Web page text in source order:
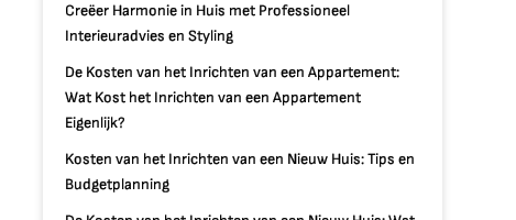
Creëer Harmonie in Huis met Professioneel
Interieuradvies en Styling
De Kosten van het Inrichten van een Appartement:
Wat Kost het Inrichten van een Appartement
Eigenlijk?
Kosten van het Inrichten van een Nieuw Huis: Tips en
Budgetplanning